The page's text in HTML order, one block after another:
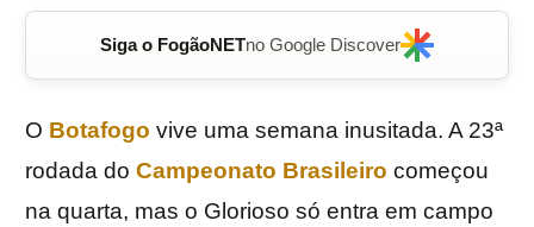
Siga o FogãoNETno Google Discover
O Botafogo vive uma semana inusitada. A 23ª
rodada do Campeonato Brasileiro começou
na quarta, mas o Glorioso só entra em campo